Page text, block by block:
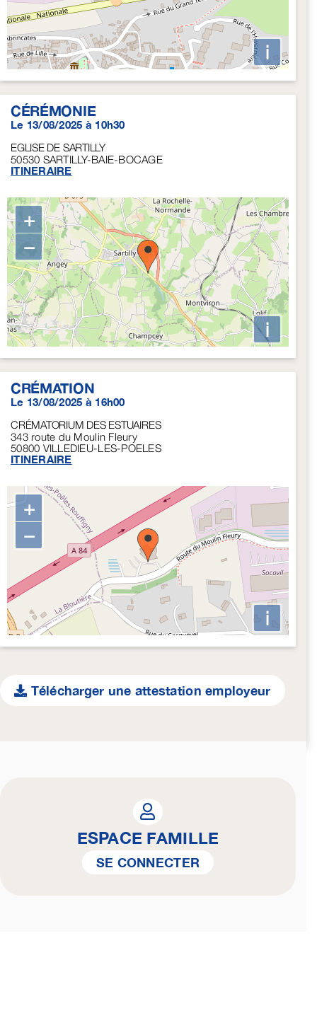
i
CÉRÉMONIE
Le 13/08/2025 à 10h30
EGLISE DE SARTILLY
50530 SARTILLY-BAIE-BOCAGE
ITINERAIRE
+
−
i
CRÉMATION
Le 13/08/2025 à 16h00
CRÉMATORIUM DES ESTUAIRES
343 route du Moulin Fleury
50800 VILLEDIEU-LES-POELES
ITINERAIRE
+
−
i
Télécharger une attestation employeur
ESPACE FAMILLE
SE CONNECTER